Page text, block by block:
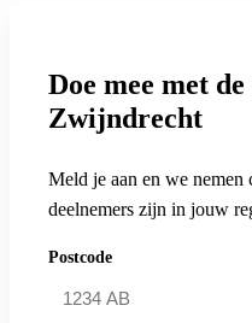
Doe mee met
Zwijndrecht
Meld je aan en we nemen
deelnemers zijn in jouw
Postcode